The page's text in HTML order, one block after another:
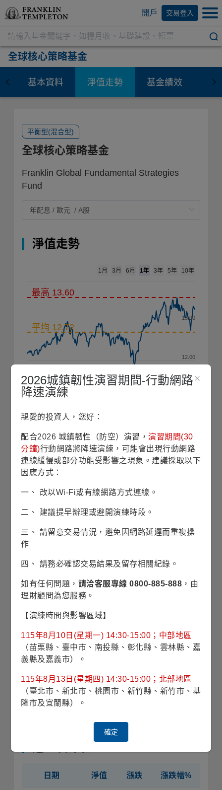
開戶 交易登入
全球核心策略基金
基本資料 淨值走勢 基金績效 資
平衡型(混合型)
全球核心策略基金
Franklin Global Fundamental Strategies
Fund
淨值走勢
最高 13.60
平均 12.72
2010 2020
12.00
13.00
1月 3月 6月 1年 3年 5年 10年
資料來源：理柏，基金過去績效不代表未來績效之表現。
◆表示為配息日
僅供已投資者參考
13.35
淨值漲跌/
漲跌幅
0.05 0.38%
最高淨值
13.60
近1年
12.72
收藏
日期 淨值 漲跌 漲跌幅%
2026城鎮韌性演習期間-行動網路
降速演練
親愛的投資人，您好：
配合2026 城鎮韌性（防空）演習，演習期間(30
分鐘)行動網路將降速演練，可能會出現行動網路
連線緩慢或部分功能受影響之現象。建議採取以下
因應方式：
一、 改以Wi-Fi或有線網路方式連線。
二、 建議提早辦理或避開演練時段。
三、 請留意交易情況，避免因網路延遲而重複操
作
四、 請務必確認交易結果及留存相關紀錄。
如有任何問題， 請洽客服專線 0800-885-888 ，由
理財顧問為您服務。
【演練時間與影響區域】
115年8月10日(星期一) 14:30-15:00；中部地區
（苗栗縣、臺中市、南投縣、彰化縣、雲林縣、嘉
義縣及嘉義市）。
115年8月13日(星期四) 14:30-15:00；北部地區
（臺北市、新北市、桃園市、新竹縣、新竹市、基
隆市及宜蘭縣）。
確定